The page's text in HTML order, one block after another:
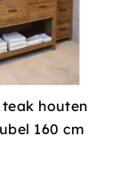
houten
160 cm